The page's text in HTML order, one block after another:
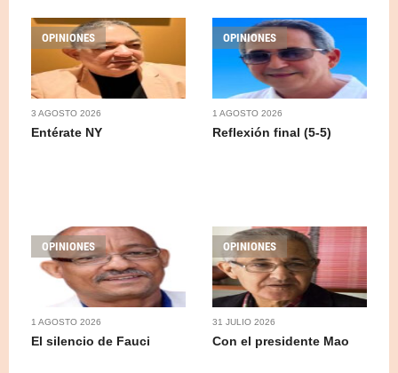
OPINIONES
3 AGOSTO 2026
Entérate NY
OPINIONES
1 AGOSTO 2026
Reflexión final (5-5)
OPINIONES
1 AGOSTO 2026
El silencio de Fauci
OPINIONES
31 JULIO 2026
Con el presidente Mao